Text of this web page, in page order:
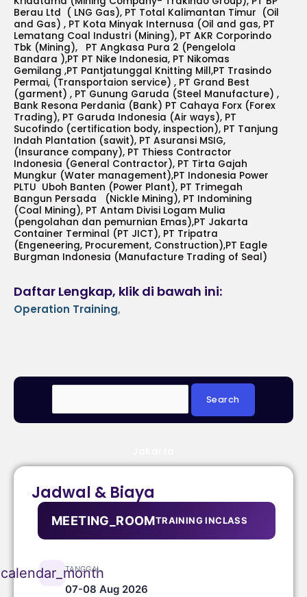
Berau Ltd ( LNG Gas), PT Total Kalimantan Timur (Oil
and Gas) , PT Kota Minyak Internusa (Oil and gas, PT
Lematang Coal Industri (Mining), PT AKR Corporindo
Tbk (Mining), PT Angkasa Pura 2 (Pengelola
Bandara ),PT PT Nike Indonesia, PT Nikomas
Gemilang ,PT Pantjatunggal Knitting Mill,PT Trasindo
Permai, (Transportaion service) , PT Grand Best
(garment) , PT Gunung Garuda (Steel Manufacture) ,
Bank Resona Perdania (Bank) PT Cahaya Forx (Forex
Trading), PT Garuda Indonesia (Air ways), PT
Sucofindo (certification body, inspection), PT Tanjung
Indah Plantation (sawit), PT Asuransi MSIG,
(Insurance company), PT Thiess Contractor
Indonesia (General Contractor), PT Tirta Gajah
Mungkur (Water management),PT Indonesia Power
PLTU Uboh Banten (Power Plant), PT Trimegah
Bangun Persada (Nickle Mining), PT Indomining
(Coal Mining), PT Antam Divisi Logam Mulia
(pengolahan dan pemurnian Emas),PT Jakarta
Container Terminal (PT JICT), PT Tripatra
(Engeneering, Procurement, Construction),PT Eagle
Burgman Indonesia (Manufacture Trading of Seal)
Daftar Lengkap, klik di bawah ini:
Operation Training,
Jadwal & Biaya
MEETING_ROOMTRAINING INCLASS
calendar_month
TANGGAL
07-08 Aug 2026